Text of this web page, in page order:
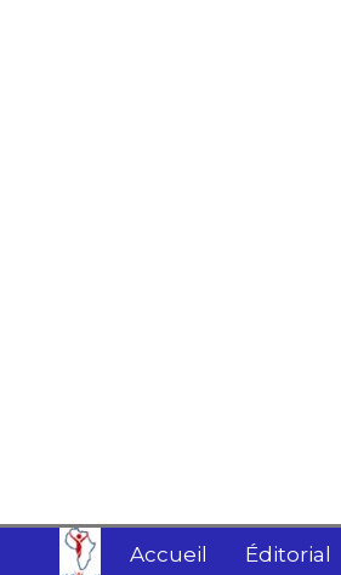
Accueil Éditorial